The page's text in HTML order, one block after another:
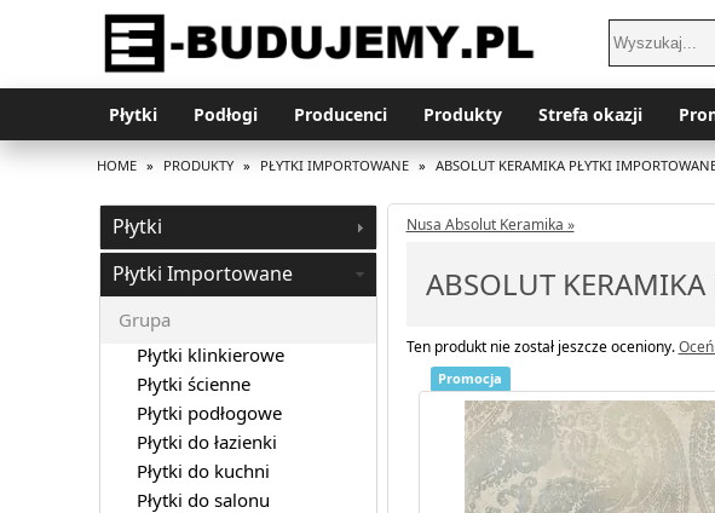
Płytki Podłogi Producenci Produkty Strefa okazji
HOME » PRODUKTY » PŁYTKI IMPORTOWANE » ABSOLUT KERAMIKA PŁYTKI
Nusa Absolut Keramika »
ABSOLUT
Ten produkt nie został jeszcze oceniony.
Promocja
Płytki
Płytki Importowane
Grupa
Płytki klinkierowe
Płytki ścienne
Płytki podłogowe
Płytki do łazienki
Płytki do kuchni
Płytki do salonu